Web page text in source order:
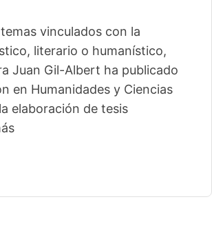
vinculados con la
literario o humanístico,
Juan Gil-Albert ha publicado
en Humanidades y Ciencias
elaboración de tesis